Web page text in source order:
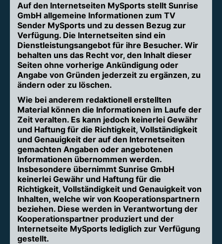
Auf den Internetseiten MySports stellt Sunrise
GmbH allgemeine Informationen zum TV
Sender MySports und zu dessen Bezug zur
Verfügung. Die Internetseiten sind ein
Dienstleistungsangebot für ihre Besucher. Wir
behalten uns das Recht vor, den Inhalt dieser
Seiten ohne vorherige Ankündigung oder
Angabe von Gründen jederzeit zu ergänzen, zu
ändern oder zu löschen.
Wie bei anderem redaktionell erstellten
Material können die Informationen im Laufe der
Zeit veralten. Es kann jedoch keinerlei Gewähr
und Haftung für die Richtigkeit, Vollständigkeit
und Genauigkeit der auf den Internetseiten
gemachten Angaben oder angebotenen
Informationen übernommen werden.
Insbesondere übernimmt Sunrise GmbH
keinerlei Gewähr und Haftung für die
Richtigkeit, Vollständigkeit und Genauigkeit von
Inhalten, welche wir von Kooperationspartnern
beziehen. Diese werden in Verantwortung der
Kooperationspartner produziert und der
Internetseite MySports lediglich zur Verfügung
gestellt.